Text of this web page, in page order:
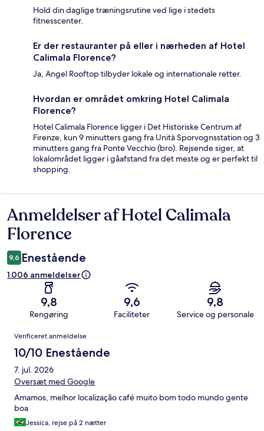
Hold din daglige træningsrutine ved lige i stedets
fitnesscenter.
Er der restauranter på eller i nærheden af Hotel
Calimala Florence?
Ja, Angel Rooftop tilbyder lokale og internationale retter.
Hvordan er området omkring Hotel Calimala
Florence?
Hotel Calimala Florence ligger i Det Historiske Centrum af
Firenze, kun 9 minutters gang fra Unità Sporvognsstation og 3
minutters gang fra Ponte Vecchio (bro). Rejsende siger, at
lokalområdet ligger i gåafstand fra det meste og er perfekt til
shopping.
Anmeldelser
Anmeldelser af Hotel Calimala
Florence
9,6 Enestående
1.006 anmeldelser
9,8
Rengøring
9,6
Faciliteter
9,8
Service og personale
Anmeldelser
Verificeret anmeldelse
10/10 Enestående
7. jul. 2026
Oversæt med Google
Amamos, melhor localização café muito bom todo mundo gente
boa
Jessica, rejse på 2 nætter